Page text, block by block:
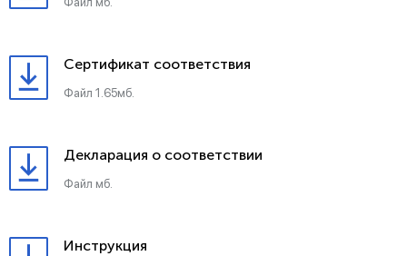
Сертификат соответствия
Файл 1.65мб.
Декларация о соответствии
Файл мб.
Инструкция